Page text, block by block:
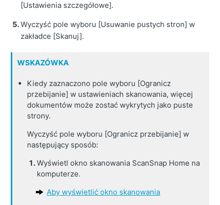
[Ustawienia szczegółowe].
Wyczyść pole wyboru [Usuwanie pustych stron] w
zakładce [Skanuj].
WSKAZÓWKA
Kiedy zaznaczono pole wyboru [Ogranicz
przebijanie] w ustawieniach skanowania, więcej
dokumentów może zostać wykrytych jako puste
strony.
Wyczyść pole wyboru [Ogranicz przebijanie] w
następujący sposób:
Wyświetl okno skanowania ScanSnap Home na
komputerze.
Aby wyświetlić okno skanowania